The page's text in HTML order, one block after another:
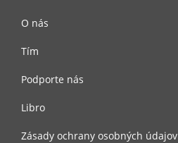
O nás
Tím
Podporte nás
Libro
Zásady ochrany osobných údajov